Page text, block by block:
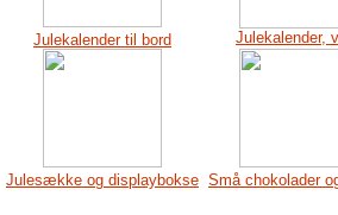
Julekalender til bord Julekalender,
Julesække og displaybokse Små chokolader